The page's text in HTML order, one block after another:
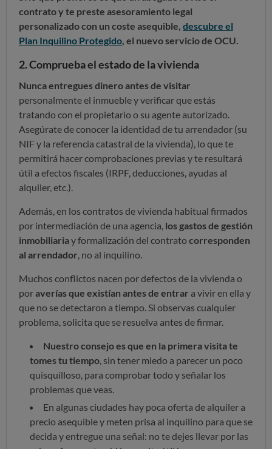
contrato y te preste asesoramiento legal
personalizado con un coste asequible, descubre el
Plan Inquilino Protegido , el nuevo servicio de OCU.
2. Comprueba el estado de la vivienda
Nunca entregues dinero antes de visitar
personalmente el inmueble y verificar que estás
tratando con el propietario o su agente autorizado.
Asegúrate de conocer la identidad de tu arrendador (su
NIF y la referencia catastral de la vivienda), lo que te
permitirá hacer comprobaciones previas y te resultará
útil a efectos fiscales (IRPF, deducciones, ayudas al
alquiler, etc.).
Además, en los contratos de vivienda habitual firmados
por intermediación de una agencia, los gastos de gestión
inmobiliariay formalización del contrato corresponden
al arrendador , no al inquilino.
Muchos conflictos nacen por defectos de la vivienda o
poraverías que existían antes de entrar a vivir en ella y
que no se detectaron a tiempo. Si observas cualquier
problema, solicita que se resuelva antes de firmar.
Nuestro consejo es que en la primera visita te
tomes tu tiempo , sin tener miedo a parecer un poco
quisquilloso, para comprobar todo y señalar los
problemas que veas.
En algunas ciudades hay poca oferta de alquiler a
precio asequible y meten prisa al inquilino para que se
decida y entregue una señal: no te dejes llevar por las